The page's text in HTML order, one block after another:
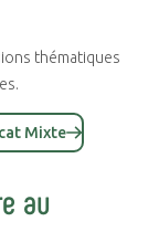
thématiques
Mixte
au